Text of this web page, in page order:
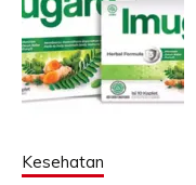
Kesehatan